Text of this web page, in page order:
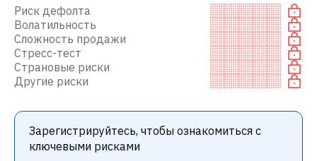
Риск дефолта
Волатильность
Сложность продажи
Стресс-тест
Страновые риски
Другие риски
Зарегистрируйтесь, чтобы ознакомиться с
ключевыми рисками